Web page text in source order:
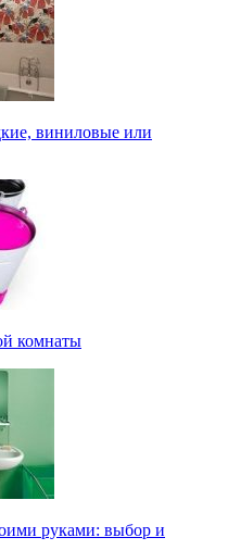
виниловые или
комнаты
руками: выбор и